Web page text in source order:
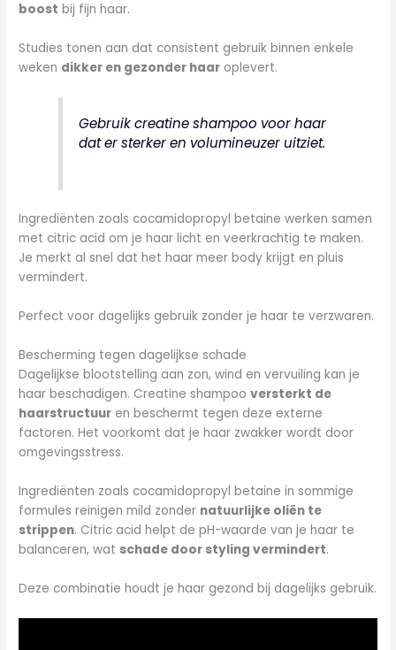
boost bij fijn haar.
Studies tonen aan dat consistent gebruik binnen enkele
weken dikker en gezonder haar oplevert.
Gebruik creatine shampoo voor haar
dat er sterker en volumineuzer uitziet.
Ingrediënten zoals cocamidopropyl betaine werken samen
met citric acid om je haar licht en veerkrachtig te maken.
Je merkt al snel dat het haar meer body krijgt en pluis
vermindert.
Perfect voor dagelijks gebruik zonder je haar te verzwaren.
Bescherming tegen dagelijkse schade
Dagelijkse blootstelling aan zon, wind en vervuiling kan je
haar beschadigen. Creatine shampooversterkt de
haarstructuur en beschermt tegen deze externe
factoren. Het voorkomt dat je haar zwakker wordt door
omgevingsstress.
Ingrediënten zoals cocamidopropyl betaine in sommige
formules reinigen mild zonder natuurlijke oliën te
strippen. Citric acid helpt de pH-waarde van je haar te
balanceren, wat schade door styling vermindert.
Deze combinatie houdt je haar gezond bij dagelijks gebruik.